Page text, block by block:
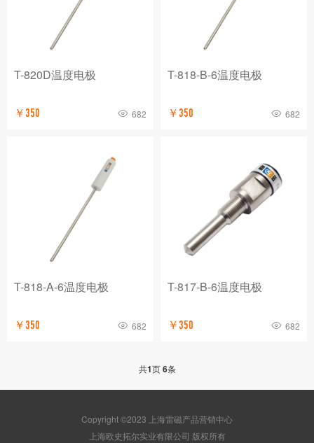
T-820D温度电极
￥350 682
T-818-B-6温度电极
￥350 682
T-818-A-6温度电极
￥350 682
T-817-B-6温度电极
￥350 682
共1页6条
Copyright ©2023 上海雷磁产品营销中心
版权所有